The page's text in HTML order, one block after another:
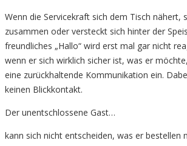
Wenn die Servicekraft sich dem Tisch nähert,
zusammen oder versteckt sich hinter der
freundliches „Hallo“ wird erst mal gar nicht
wenn er sich wirklich sicher ist, was er
eine zurückhaltende Kommunikation ein.
keinen Blickkontakt.
Der unentschlossene Gast…
kann sich nicht entscheiden, was er bestellen